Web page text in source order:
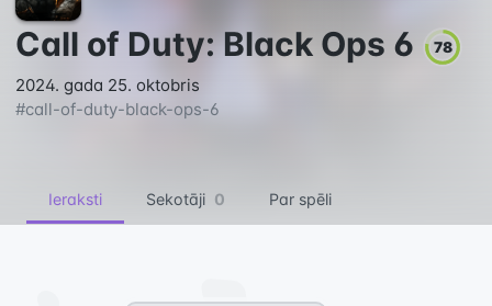
Call of Duty: Black Ops 6 78
2024. gada 25. oktobris
#call-of-duty-black-ops-6
Ieraksti Sekotāji 0 Par spēli